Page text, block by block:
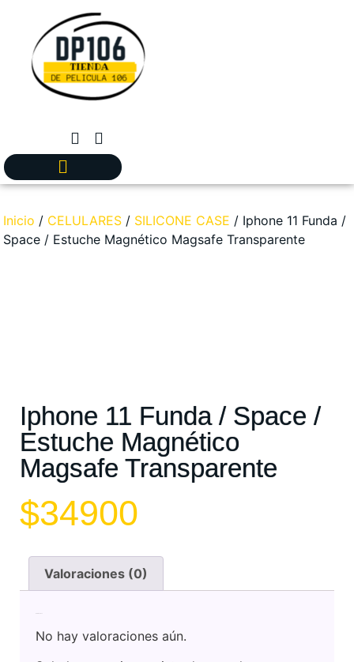
Inicio / CELULARES / SILICONE CASE / Iphone 11 Funda /
Space / Estuche Magnético Magsafe Transparente
Iphone 11 Funda / Space /
Estuche Magnético
Magsafe Transparente
$34900
Valoraciones (0)
No hay valoraciones aún.